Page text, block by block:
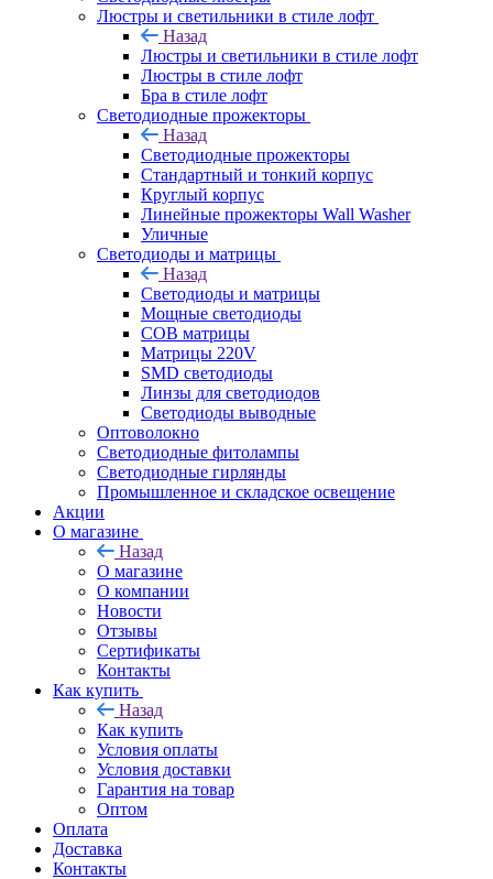
Люстры и светильники в стиле лофт
Назад
Люстры и светильники в стиле лофт
Люстры в стиле лофт
Бра в стиле лофт
Светодиодные прожекторы
Назад
Светодиодные прожекторы
Стандартный и тонкий корпус
Круглый корпус
Линейные прожекторы Wall Washer
Уличные
Светодиоды и матрицы
Назад
Светодиоды и матрицы
Мощные светодиоды
COB матрицы
Матрицы 220V
SMD светодиоды
Линзы для светодиодов
Светодиоды выводные
Оптоволокно
Светодиодные фитолампы
Светодиодные гирлянды
Промышленное и складское освещение
Акции
О магазине
Назад
О магазине
О компании
Новости
Отзывы
Сертификаты
Контакты
Как купить
Назад
Как купить
Условия оплаты
Условия доставки
Гарантия на товар
Оптом
Оплата
Доставка
Контакты